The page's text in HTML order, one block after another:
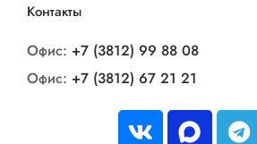
Контакты
Офис: +7 (3812) 99 88 08
Офис: +7 (3812) 67 21 21